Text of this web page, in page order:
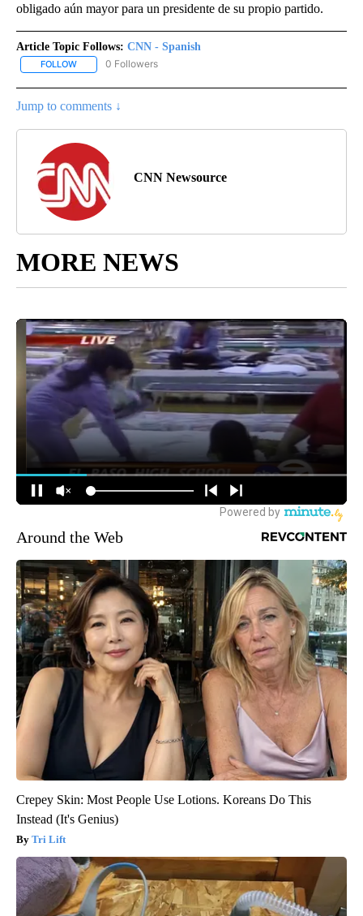
obligado aún mayor para un presidente de su propio partido.
Article Topic Follows: CNN - Spanish
FOLLOW FOLLOW "CNN - SPANISH" TO RECEIVE NOTIFICATIONS ABOUT
0 Followers
Jump to comments ↓
CNN Newsource
MORE NEWS
Around the Web
Crepey Skin: Most People Use Lotions. Koreans Do This
Instead (It's Genius)
Tri Lift